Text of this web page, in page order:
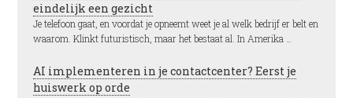
eindelijk een gezicht
Je telefoon gaat, en voordat je opneemt weet je al welk bedrijf er belt en
waarom. Klinkt futuristisch, maar het bestaat al. In Amerika …
AI implementeren in je contactcenter? Eerst je
huiswerk op orde